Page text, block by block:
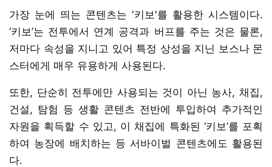
가장 눈에 띄는 콘텐츠는 '키보'를 활용한 시스템이다.
‘키보’는 전투에서 연계 공격과 버프를 주는 것은 물론,
저마다 속성을 지니고 있어 특정 상성을 지닌 보스나 몬
스터에게 매우 유용하게 사용된다.
또한, 단순히 전투에만 사용되는 것이 아닌 농사, 채집,
건설, 탐험 등 생활 콘텐츠 전반에 투입하여 추가적인
자원을 획득할 수 있고, 이 채집에 특화된 ‘키보’를 포획
하여 농장에 배치하는 등 서바이벌 콘텐츠에도 활용된
다.